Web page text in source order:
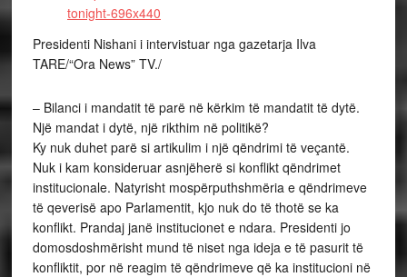
Presidenti Nishani i intervistuar nga gazetarja Ilva
TARE/“Ora News” TV./
– Bilanci i mandatit të parë në kërkim të mandatit të dytë.
Një mandat i dytë, një rikthim në politikë?
Ky nuk duhet parë si artikulim i një qëndrimi të veçantë.
Nuk i kam konsideruar asnjëherë si konflikt qëndrimet
institucionale. Natyrisht mospërputhshmëria e qëndrimeve
të qeverisë apo Parlamentit, kjo nuk do të thotë se ka
konflikt. Prandaj janë institucionet e ndara. Presidenti jo
domosdoshmërisht mund të niset nga ideja e të pasurit të
konfliktit, por në reagim të qëndrimeve që ka institucioni në